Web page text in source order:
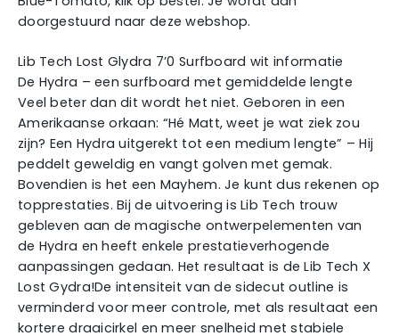
doorgestuurd naar deze webshop.
Lib Tech Lost Glydra 7’0 Surfboard wit informatie
De Hydra – een surfboard met gemiddelde lengte
Veel beter dan dit wordt het niet. Geboren in een
Amerikaanse orkaan: “Hé Matt, weet je wat ziek zou
zijn? Een Hydra uitgerekt tot een medium lengte” – Hij
peddelt geweldig en vangt golven met gemak.
Bovendien is het een Mayhem. Je kunt dus rekenen op
topprestaties. Bij de uitvoering is Lib Tech trouw
gebleven aan de magische ontwerpelementen van
de Hydra en heeft enkele prestatieverhogende
aanpassingen gedaan. Het resultaat is de Lib Tech X
Lost Gydra!De intensiteit van de sidecut outline is
verminderd voor meer controle, met als resultaat een
kortere draaicirkel en meer snelheid met stabiele